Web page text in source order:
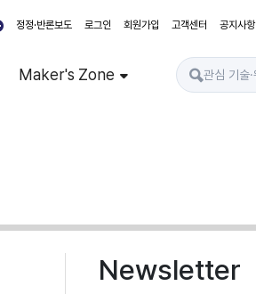
정정·반론보도 로그인 회원가입 고객센터 공지사항
Maker's Zone
Newsletter